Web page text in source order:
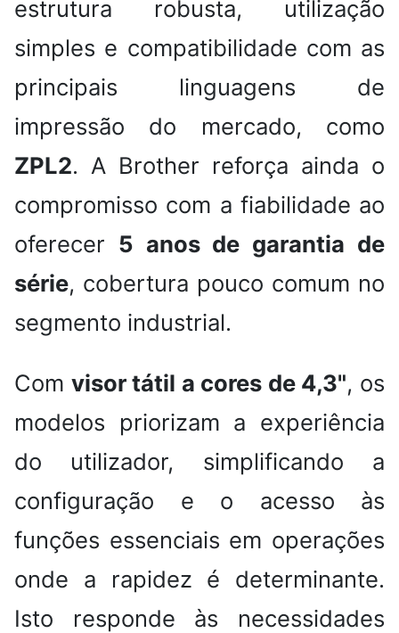
estrutura robusta, utilização
simples e compatibilidade com as
principais linguagens de
impressão do mercado, como
ZPL2. A Brother reforça ainda o
compromisso com a fiabilidade ao
oferecer 5 anos de garantia de
série, cobertura pouco comum no
segmento industrial.
Com visor tátil a cores de 4,3", os
modelos priorizam a experiência
do utilizador, simplificando a
configuração e o acesso às
funções essenciais em operações
onde a rapidez é determinante.
Isto responde às necessidades